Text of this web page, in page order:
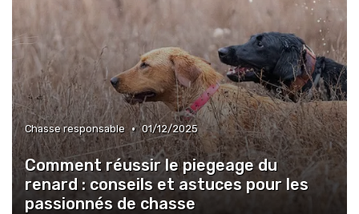
Chasse responsable • 01/12/2025
Comment réussir le piegeage du
renard : conseils et astuces pour les
passionnés de chasse